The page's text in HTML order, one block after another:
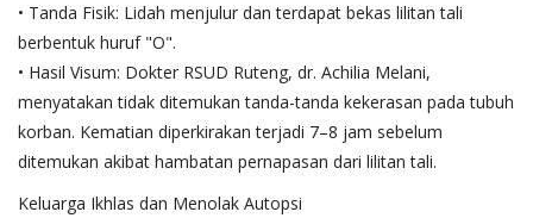
• Tanda Fisik: Lidah menjulur dan terdapat bekas lilitan tali
berbentuk huruf "O".
• Hasil Visum: Dokter RSUD Ruteng, dr. Achilia Melani,
menyatakan tidak ditemukan tanda-tanda kekerasan pada tubuh
korban. Kematian diperkirakan terjadi 7–8 jam sebelum
ditemukan akibat hambatan pernapasan dari lilitan tali.
Keluarga Ikhlas dan Menolak Autopsi